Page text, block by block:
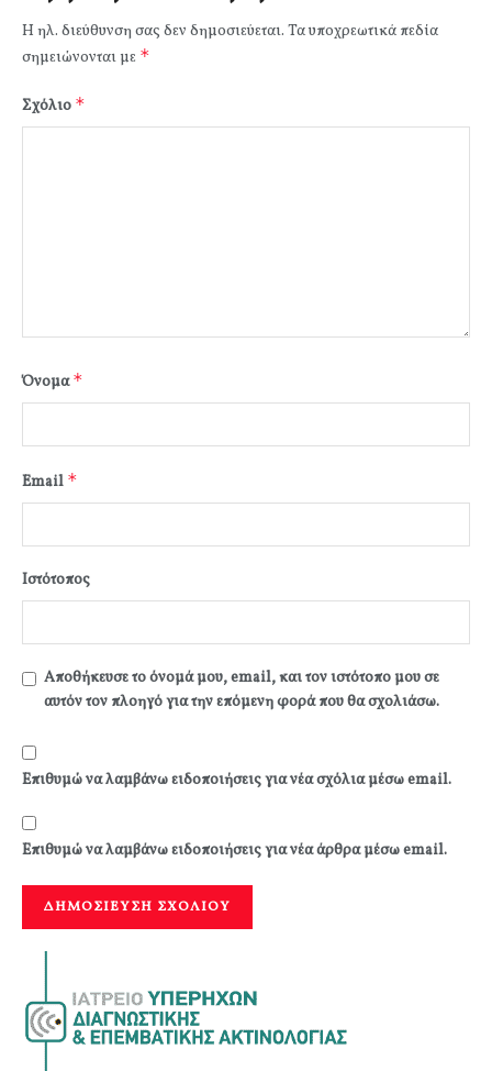
Η ηλ. διεύθυνση σας δεν δημοσιεύεται. Τα υποχρεωτικά πεδία
σημειώνονται με *
Σχόλιο *
Όνομα*
Email *
Ιστότοπος
Αποθήκευσε το όνομά μου, email, και τον ιστότοπο μου σε
αυτόν τον πλοηγό για την επόμενη φορά που θα σχολιάσω.
Επιθυμώ να λαμβάνω ειδοποιήσεις για νέα σχόλια μέσω email.
Επιθυμώ να λαμβάνω ειδοποιήσεις για νέα άρθρα μέσω email.